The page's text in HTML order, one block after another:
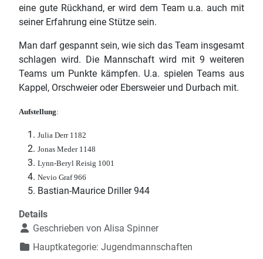
eine gute Rückhand, er wird dem Team u.a. auch mit
seiner Erfahrung eine Stütze sein.
Man darf gespannt sein, wie sich das Team insgesamt
schlagen wird. Die Mannschaft wird mit 9 weiteren
Teams um Punkte kämpfen. U.a. spielen Teams aus
Kappel, Orschweier oder Ebersweier und Durbach mit.
Aufstellung:
Julia Derr 1182
Jonas Meder 1148
Lynn-Beryl Reisig 1001
Nevio Graf 966
Bastian-Maurice Driller 944
Details
Geschrieben von Alisa Spinner
Hauptkategorie: Jugendmannschaften